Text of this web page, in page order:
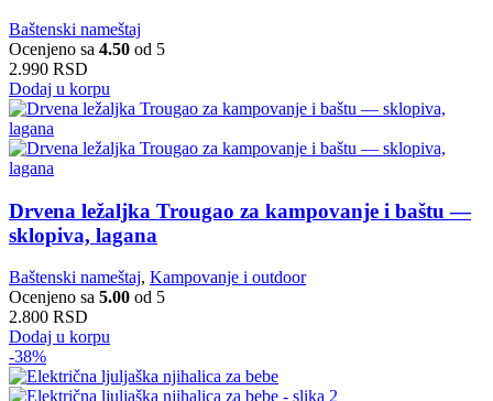
Baštenski nameštaj
Ocenjeno sa 4.50 od 5
2.990 RSD
Dodaj u korpu
Drvena ležaljka Trougao za kampovanje i baštu —
sklopiva, lagana
Baštenski nameštaj, Kampovanje i outdoor
Ocenjeno sa 5.00 od 5
2.800 RSD
Dodaj u korpu
-38%